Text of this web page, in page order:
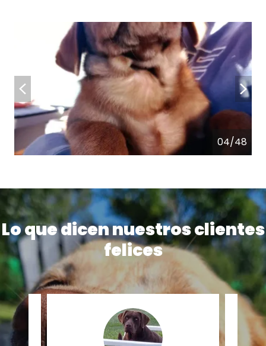
04/48
Lo que dicen nuestros clientes
felices